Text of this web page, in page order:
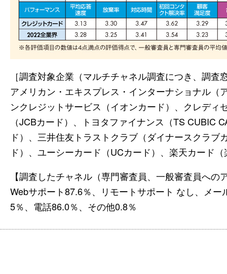
［調査対象企業（マルチチャネル調査につき、調査
アメリカン・エキスプレス・インターナショナル（
ンクレジットサービス（イオンカード）、クレディ
（JCBカード）、トヨタファイナンス（TS CUBIC
ド）、三井住友トラストクラブ（ダイナースクラ
ド）、ユーシーカード（UCカード）、楽天カード
【調査したチャネル（専門審査員、一般審査員への
Webサポート87.6％、リモートサポート なし、メ
5％、電話86.0％、その他0.8％